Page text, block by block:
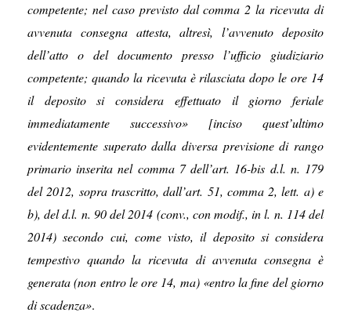
competente; nel caso previsto dal comma 2 la ricevuta di
avvenuta consegna attesta, altresì, l’avvenuto deposito
dell’atto o del documento presso l’ufficio giudiziario
competente; quando la ricevuta è rilasciata dopo le ore 14
il deposito si considera effettuato il giorno feriale
immediatamente successivo» [inciso quest’ultimo
evidentemente superato dalla diversa previsione di rango
primario inserita nel comma 7 dell’art. 16-bis d.l. n. 179
del 2012, sopra trascritto, dall’art. 51, comma 2, lett. a) e
b), del d.l. n. 90 del 2014 (conv., con modif., in l. n. 114 del
2014) secondo cui, come visto, il deposito si considera
tempestivo quando la ricevuta di avvenuta consegna è
generata (non entro le ore 14, ma) «entro la fine del giorno
di scadenza».